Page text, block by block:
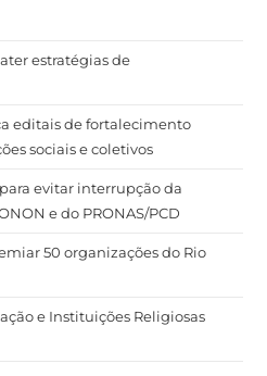
estratégias de
editais de fortalecimento
sociais e coletivos
evitar interrupção da
e do PRONAS/PCD
50 organizações do Rio
e Instituições Religiosas